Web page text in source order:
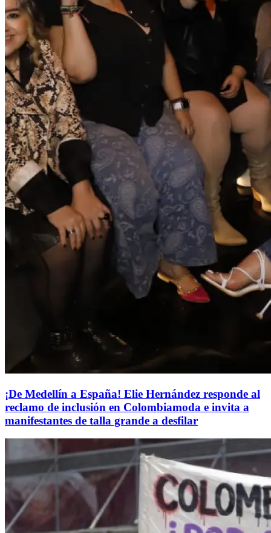
¡De Medellín a España! Elie Hernández responde al
reclamo de inclusión en Colombiamoda e invita a
manifestantes de talla grande a desfilar